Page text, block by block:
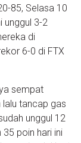
85, Selasa 10
unggul 3-2
di
6-0 di FTX
sempat
tancap gas
unggul 12
poin hari ini